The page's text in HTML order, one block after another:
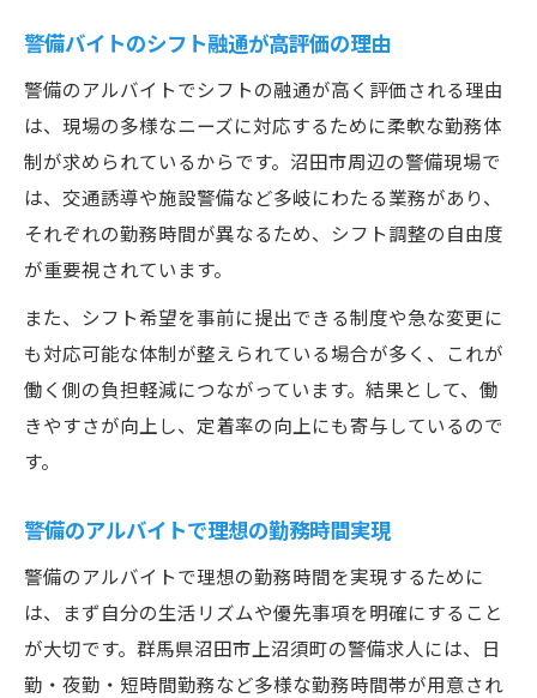
警備バイトのシフト融通が高評価の理由
警備のアルバイトでシフトの融通が高く評価される理由
は、現場の多様なニーズに対応するために柔軟な勤務体
制が求められているからです。沼田市周辺の警備現場で
は、交通誘導や施設警備など多岐にわたる業務があり、
それぞれの勤務時間が異なるため、シフト調整の自由度
が重要視されています。
また、シフト希望を事前に提出できる制度や急な変更に
も対応可能な体制が整えられている場合が多く、これが
働く側の負担軽減につながっています。結果として、働
きやすさが向上し、定着率の向上にも寄与しているので
す。
警備のアルバイトで理想の勤務時間実現
警備のアルバイトで理想の勤務時間を実現するために
は、まず自分の生活リズムや優先事項を明確にすること
が大切です。群馬県沼田市上沼須町の警備求人には、日
勤・夜勤・短時間勤務など多様な勤務時間帯が用意され